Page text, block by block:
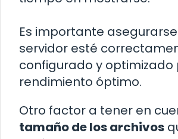
Es importante
servidor esté
configurado y optimizado
rendimiento óptimo.
Otro factor a tener en
tamaño de los archivos